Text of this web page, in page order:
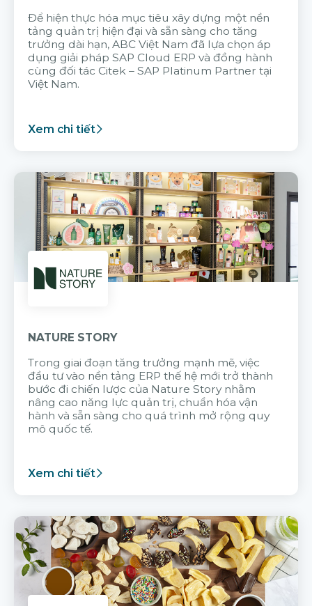
Để hiện thực hóa mục tiêu xây dựng một nền
tảng quản trị hiện đại và sẵn sàng cho tăng
trưởng dài hạn, ABC Việt Nam đã lựa chọn áp
dụng giải pháp SAP Cloud ERP và đồng hành
cùng đối tác Citek – SAP Platinum Partner tại
Việt Nam.
Xem chi tiết
NATURE STORY
Trong giai đoạn tăng trưởng mạnh mẽ, việc
đầu tư vào nền tảng ERP thế hệ mới trở thành
bước đi chiến lược của Nature Story nhằm
nâng cao năng lực quản trị, chuẩn hóa vận
hành và sẵn sàng cho quá trình mở rộng quy
mô quốc tế.
Xem chi tiết